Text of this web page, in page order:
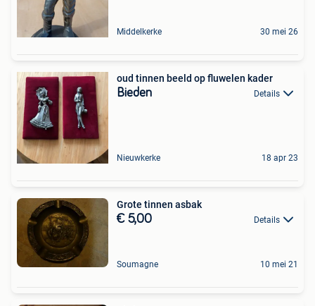
Middelkerke 30 mei 26
oud tinnen beeld op fluwelen kader
Bieden Details
Nieuwkerke 18 apr 23
Grote tinnen asbak
€ 5,00 Details
Soumagne 10 mei 21